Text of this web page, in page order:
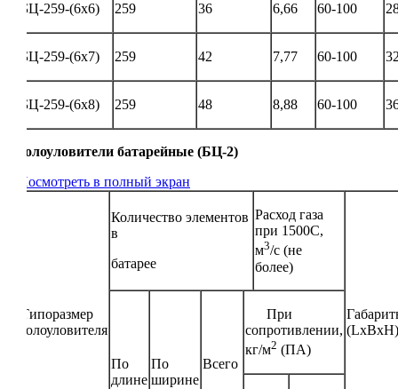
БЦ-259-(6х6) 259 36 6,66 60-100
БЦ-259-(6х7) 259 42 7,77 60-100
БЦ-259-(6х8) 259 48 8,88 60-100
Золоуловители батарейные (БЦ-2)
Посмотреть в полный экран
Типоразмер
золоуловителя
Количество элементов
в
батарее
Расход газа
при 1500С,
м3/с (не
более)
По
длине
По
ширине
Всего
При
сопротивлении,
кг/м2 (ПА)